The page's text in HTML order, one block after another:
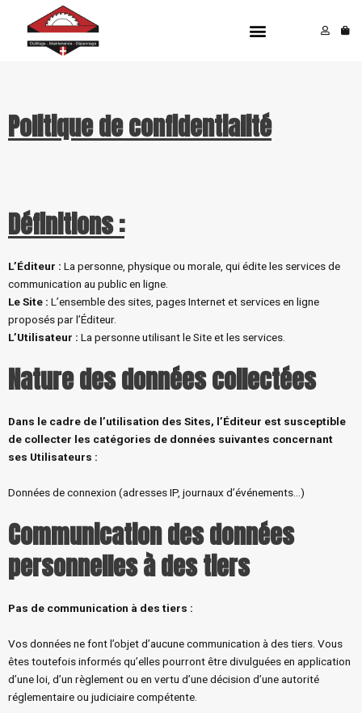
contenu
Menu
Politique de confidentialité
Définitions :
L’Éditeur : La personne, physique ou morale, qui édite les services de
communication au public en ligne.
Le Site : L’ensemble des sites, pages Internet et services en ligne
proposés par l’Éditeur.
L’Utilisateur : La personne utilisant le Site et les services.
Nature des données collectées
Dans le cadre de l’utilisation des Sites, l’Éditeur est susceptible
de collecter les catégories de données suivantes concernant
ses Utilisateurs :
Données de connexion (adresses IP, journaux d’événements…)
Communication des données
personnelles à des tiers
Pas de communication à des tiers :
Vos données ne font l’objet d’aucune communication à des tiers. Vous
êtes toutefois informés qu’elles pourront être divulguées en application
d’une loi, d’un règlement ou en vertu d’une décision d’une autorité
réglementaire ou judiciaire compétente.